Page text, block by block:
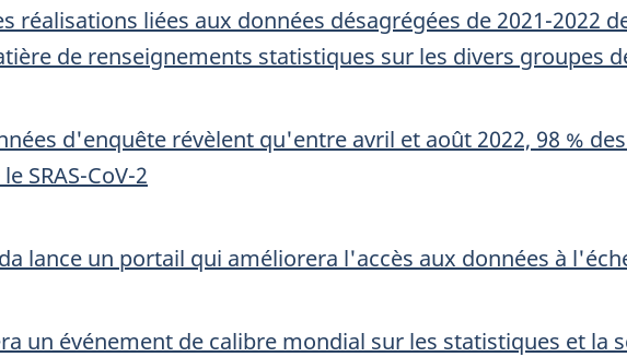
réalisations liées aux données désagrégées de 2021-2022
de renseignements statistiques sur les divers groupes
d'enquête révèlent qu'entre avril et août 2022, 98 %
SRAS-CoV-2
lance un portail qui améliorera l'accès aux données à
un événement de calibre mondial sur les statistiques et la